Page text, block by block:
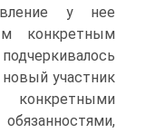
у нее
конкретным
участник